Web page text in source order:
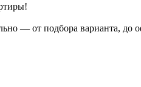
— от подбора варианта, до